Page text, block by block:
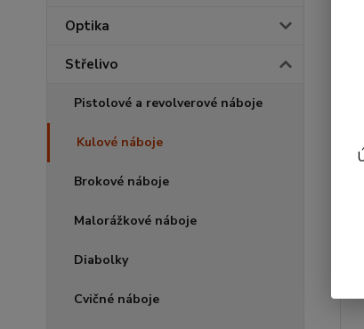
Optika
Střelivo
Pistolové a revolverové náboje
Kulové náboje
Brokové náboje
Malorážkové náboje
Diabolky
Cvičné náboje